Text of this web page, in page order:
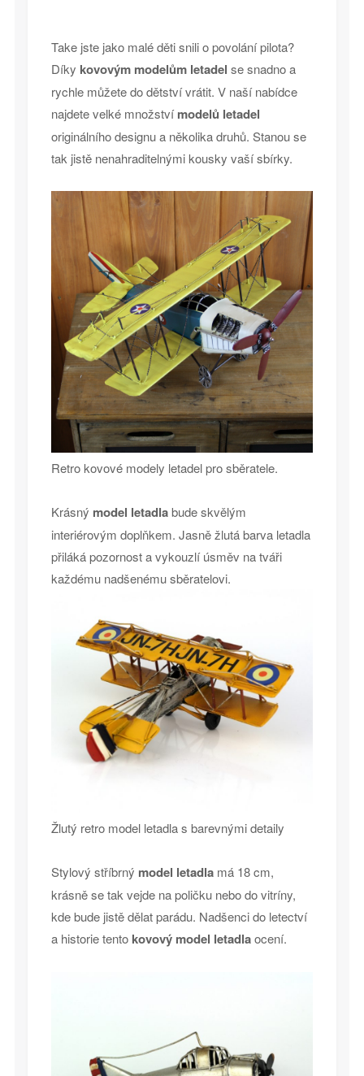
Take jste jako malé děti snili o povolání pilota?
Díky kovovým modelům letadel se snadno a
rychle můžete do dětství vrátit. V naší nabídce
najdete velké množstvímodelů letadel
originálního designu a několika druhů. Stanou se
tak jistě nenahraditelnými kousky vaší sbírky.
Retro kovové modely letadel pro sběratele.
Krásný model letadlabude skvělým
interiérovým doplňkem. Jasně žlutá barva letadla
přiláká pozornost a vykouzlí úsměv na tváři
každému nadšenému sběratelovi.
Žlutý retro model letadla s barevnými detaily
Stylový stříbrný model letadlamá 18 cm,
krásně se tak vejde na poličku nebo do vitríny,
kde bude jistě dělat parádu. Nadšenci do letectví
a historie tento kovový model letadlaocení.